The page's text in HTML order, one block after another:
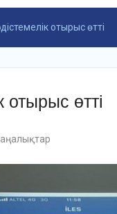
отырыс өтті
отырыс өтті